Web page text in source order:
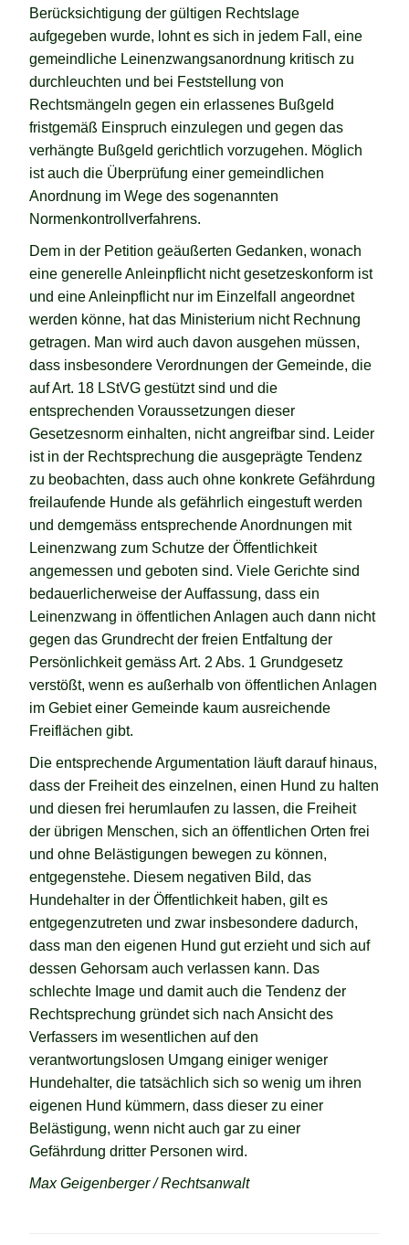
Berücksichtigung der gültigen Rechtslage
aufgegeben wurde, lohnt es sich in jedem Fall, eine
gemeindliche Leinenzwangsanordnung kritisch zu
durchleuchten und bei Feststellung von
Rechtsmängeln gegen ein erlassenes Bußgeld
fristgemäß Einspruch einzulegen und gegen das
verhängte Bußgeld gerichtlich vorzugehen. Möglich
ist auch die Überprüfung einer gemeindlichen
Anordnung im Wege des sogenannten
Normenkontrollverfahrens.
Dem in der Petition geäußerten Gedanken, wonach
eine generelle Anleinpflicht nicht gesetzeskonform ist
und eine Anleinpflicht nur im Einzelfall angeordnet
werden könne, hat das Ministerium nicht Rechnung
getragen. Man wird auch davon ausgehen müssen,
dass insbesondere Verordnungen der Gemeinde, die
auf Art. 18 LStVG gestützt sind und die
entsprechenden Voraussetzungen dieser
Gesetzesnorm einhalten, nicht angreifbar sind. Leider
ist in der Rechtsprechung die ausgeprägte Tendenz
zu beobachten, dass auch ohne konkrete Gefährdung
freilaufende Hunde als gefährlich eingestuft werden
und demgemäss entsprechende Anordnungen mit
Leinenzwang zum Schutze der Öffentlichkeit
angemessen und geboten sind. Viele Gerichte sind
bedauerlicherweise der Auffassung, dass ein
Leinenzwang in öffentlichen Anlagen auch dann nicht
gegen das Grundrecht der freien Entfaltung der
Persönlichkeit gemäss Art. 2 Abs. 1 Grundgesetz
verstößt, wenn es außerhalb von öffentlichen Anlagen
im Gebiet einer Gemeinde kaum ausreichende
Freiflächen gibt.
Die entsprechende Argumentation läuft darauf hinaus,
dass der Freiheit des einzelnen, einen Hund zu halten
und diesen frei herumlaufen zu lassen, die Freiheit
der übrigen Menschen, sich an öffentlichen Orten frei
und ohne Belästigungen bewegen zu können,
entgegenstehe. Diesem negativen Bild, das
Hundehalter in der Öffentlichkeit haben, gilt es
entgegenzutreten und zwar insbesondere dadurch,
dass man den eigenen Hund gut erzieht und sich auf
dessen Gehorsam auch verlassen kann. Das
schlechte Image und damit auch die Tendenz der
Rechtsprechung gründet sich nach Ansicht des
Verfassers im wesentlichen auf den
verantwortungslosen Umgang einiger weniger
Hundehalter, die tatsächlich sich so wenig um ihren
eigenen Hund kümmern, dass dieser zu einer
Belästigung, wenn nicht auch gar zu einer
Gefährdung dritter Personen wird.
Max Geigenberger / Rechtsanwalt